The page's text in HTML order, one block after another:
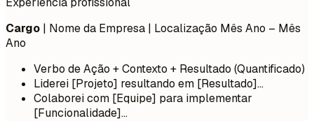
Cargo | Nome da Empresa | Localização Mês Ano – Mês
Ano
Verbo de Ação + Contexto + Resultado (Quantificado)
Liderei [Projeto] resultando em [Resultado]...
Colaborei com [Equipe] para implementar
[Funcionalidade]...